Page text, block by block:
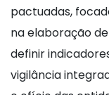
pactuadas,
na elaboração
definir
vigilância